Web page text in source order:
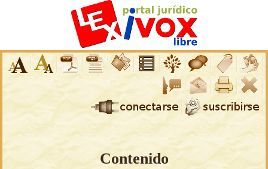
Contenido